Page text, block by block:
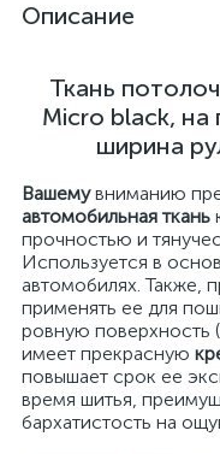
Описание
Ткань
Micro black, на
ширина
Вашемувниманию
автомобильная ткань
прочностью и
Используется в
автомобилях. Также,
применять ее для
ровную поверхность
имеет прекрасную
повышает срок ее
время шитья,
бархатистость на